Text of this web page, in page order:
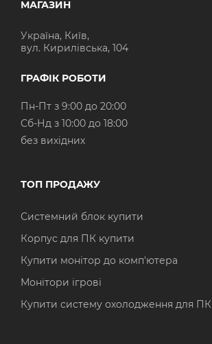
МАГАЗИН
Україна, Київ,
вул. Кирилівська, 104
ГРАФІК РОБОТИ
Пн-Пт з 9:00 до 20:00
Cб-Нд з 10:00 до 18:00
без вихідних
ТОП ПРОДАЖУ
Системний блок купити
Корпус для ПК купити
Купити монітор до комп'ютера
Монітори ігрові
Купити систему охолодження для ПК